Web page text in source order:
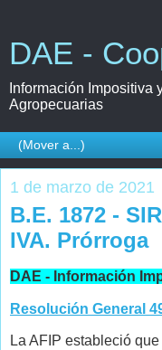
DAE -
Información Impositiva
Agropecuarias
1 de marzo de 2021
B.E. 1872 -
IVA. Prórroga
DAE - Información
Resolución General
La AFIP estableció